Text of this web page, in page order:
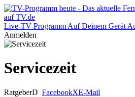
Live-TV Programm Auf Deinem Gerät
Anmelden
Servicezeit
RatgeberD FacebookXE-Mail